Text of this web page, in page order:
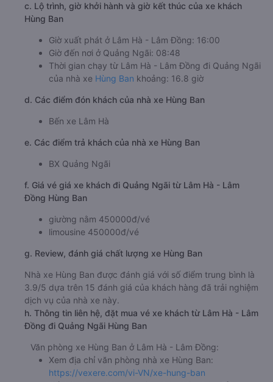
c. Lộ trình, giờ khởi hành và giờ kết thúc của xe khách
Hùng Ban
Giờ xuất phát ở Lâm Hà - Lâm Đồng: 16:00
Giờ đến nơi ở Quảng Ngãi: 08:48
Thời gian chạy từ Lâm Hà - Lâm Đồng đi Quảng Ngãi
của nhà xe Hùng Ban khoảng: 16.8 giờ
d. Các điểm đón khách của nhà xe Hùng Ban
Bến xe Lâm Hà
e. Các điểm trả khách của nhà xe Hùng Ban
BX Quảng Ngãi
f. Giá vé giá xe khách đi Quảng Ngãi từ Lâm Hà - Lâm
Đồng Hùng Ban
giường nằm 450000đ/vé
limousine 450000đ/vé
g. Review, đánh giá chất lượng xe Hùng Ban
Nhà xe Hùng Ban được đánh giá với số điểm trung bình là
3.9/5 dựa trên 15 đánh giá của khách hàng đã trải nghiệm
dịch vụ của nhà xe này.
h. Thông tin liên hệ, đặt mua vé xe khách từ Lâm Hà - Lâm
Đồng đi Quảng Ngãi Hùng Ban
Văn phòng xe Hùng Ban ở Lâm Hà - Lâm Đồng:
Xem địa chỉ văn phòng nhà xe Hùng Ban:
https://vexere.com/vi-VN/xe-hung-ban